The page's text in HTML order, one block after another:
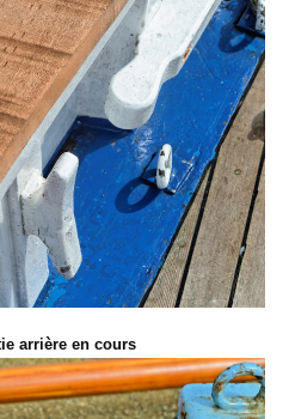
arrière en cours